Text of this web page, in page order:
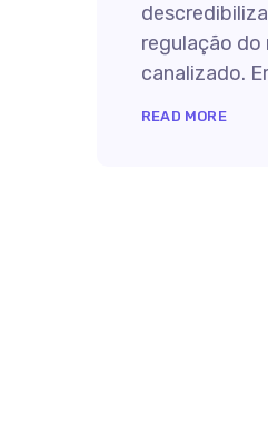
regulação do
canalizado.
READ MORE